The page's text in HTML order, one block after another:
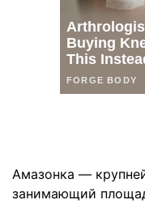
Амазонка —
занимающий